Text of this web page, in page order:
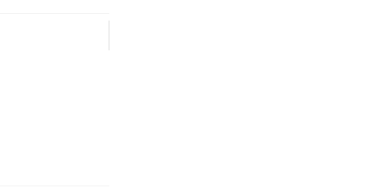
Selecting a thumbnail will change the main image in the carousel that follows. Use the Previous and Next